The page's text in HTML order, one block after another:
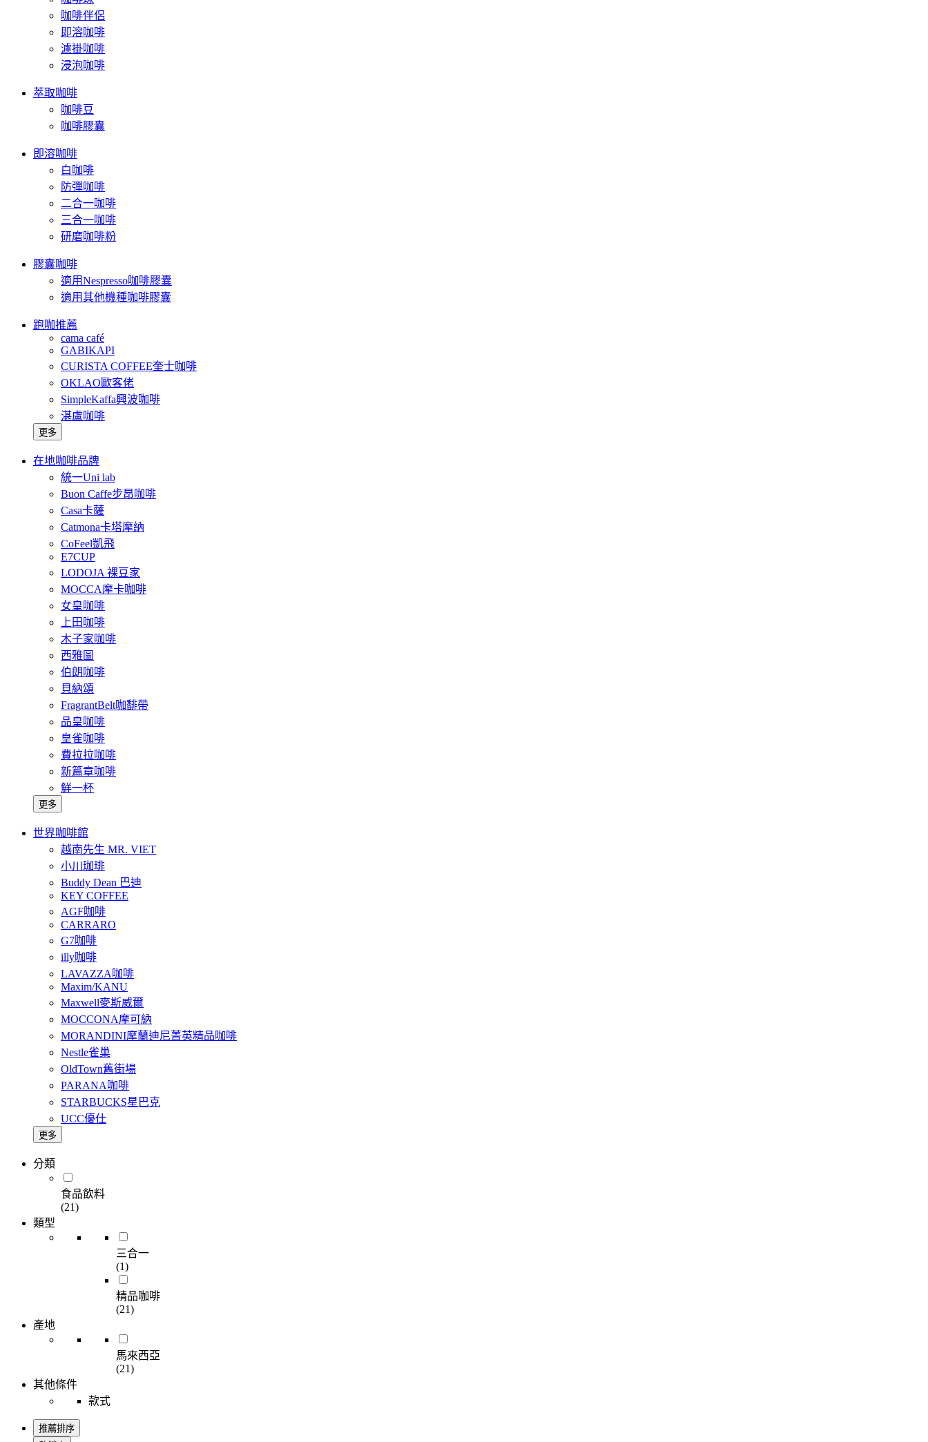
咖啡伴侶
即溶咖啡
濾掛咖啡
浸泡咖啡
萃取咖啡
咖啡豆
咖啡膠囊
即溶咖啡
白咖啡
防彈咖啡
二合一咖啡
三合一咖啡
研磨咖啡粉
膠囊咖啡
適用Nespresso咖啡膠囊
適用其他機種咖啡膠囊
跑咖推薦
cama café
GABIKAPI
CURISTA COFFEE奎士咖啡
OKLAO歐客佬
SimpleKaffa興波咖啡
湛盧咖啡
更多
在地咖啡品牌
統一Uni lab
Buon Caffe步昂咖啡
Casa卡薩
Catmona卡塔摩納
CoFeel凱飛
E7CUP
LODOJA 裸豆家
MOCCA摩卡咖啡
女皇咖啡
上田咖啡
木子家咖啡
西雅圖
伯朗咖啡
貝納頌
FragrantBelt咖馡帶
品皇咖啡
皇雀咖啡
費拉拉咖啡
新篇章咖啡
鮮一杯
更多
世界咖啡館
越南先生 MR. VIET
小川珈琲
Buddy Dean 巴迪
KEY COFFEE
AGF咖啡
CARRARO
G7咖啡
illy咖啡
LAVAZZA咖啡
Maxim/KANU
Maxwell麥斯威爾
MOCCONA摩可納
MORANDINI摩蘭迪尼菁英精品咖啡
Nestle雀巢
OldTown舊街場
PARANA咖啡
STARBUCKS星巴克
UCC優仕
更多
分類
食品飲料
(21)
類型
三合一
(1)
精品咖啡
(21)
產地
馬來西亞
(21)
其他條件
款式
推薦排序